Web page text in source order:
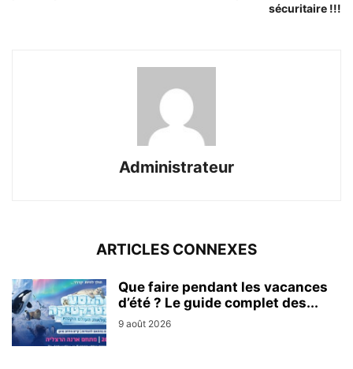
sécuritaire !!!
Administrateur
ARTICLES CONNEXES
Que faire pendant les vacances
d’été ? Le guide complet des...
9 août 2026